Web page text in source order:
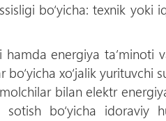
bо‘yicha: texnik yoki
hamda energiya ta’minoti
xо‘jalik yurituvchi
bilan elektr
bо‘yicha idoraviy